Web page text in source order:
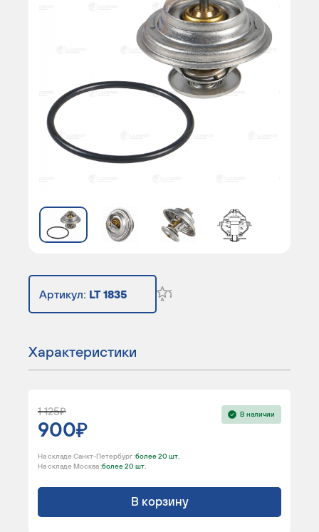
Артикул: LT 1835
Характеристики
1 125
900
В наличии
На складе Санкт-Петербург :более 20 шт.
На складе Москва :более 20 шт.
В корзину